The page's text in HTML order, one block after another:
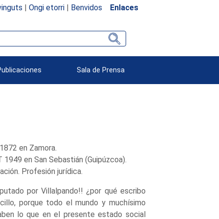
| Ongi etorri| Benvidos Enlaces
Sala de Prensa
en Zamora.
en San Sebastián (Guipúzcoa).
Profesión jurídica.
por Villalpando!! ¿por qué escribo
porque todo el mundo y muchísimo
lo que en el presente estado social